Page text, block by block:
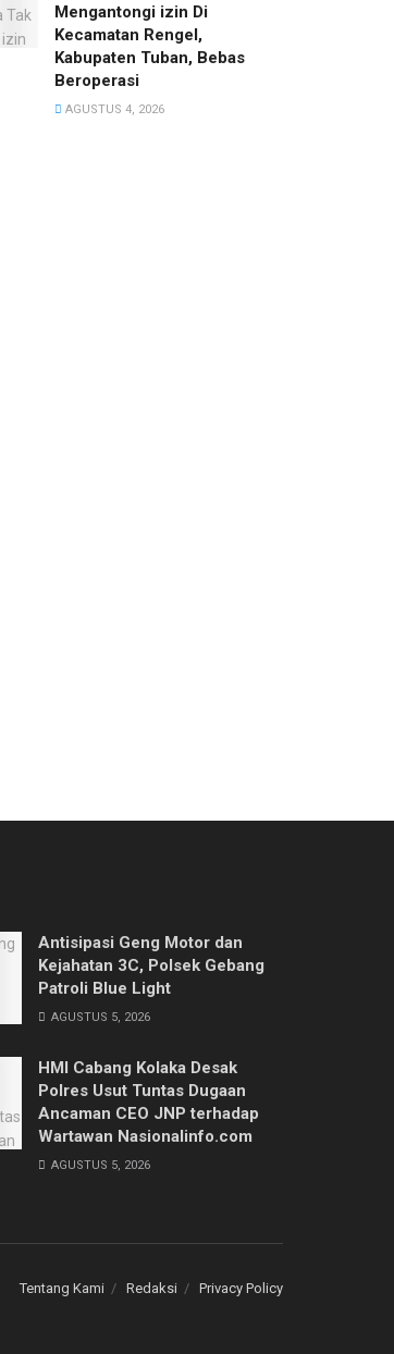
Mengantongi izin Di
Kecamatan Rengel,
Kabupaten Tuban, Bebas
Beroperasi
AGUSTUS 4, 2026
Antisipasi Geng Motor dan
Kejahatan 3C, Polsek Gebang
Patroli Blue Light
AGUSTUS 5, 2026
HMI Cabang Kolaka Desak
Polres Usut Tuntas Dugaan
Ancaman CEO JNP terhadap
Wartawan Nasionalinfo.com
AGUSTUS 5, 2026
Tentang Kami Redaksi Privacy Policy